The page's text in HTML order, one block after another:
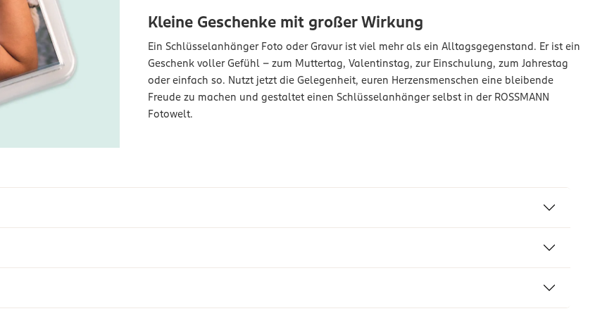
Kleine Geschenke mit großer Wirkung
Ein Schlüsselanhänger Foto oder Gravur ist viel mehr als ein Alltagsgegenstand. Er ist ein
Geschenk voller Gefühl – zum Muttertag, Valentinstag, zur Einschulung, zum Jahrestag
oder einfach so. Nutzt jetzt die Gelegenheit, euren Herzensmenschen eine bleibende
Freude zu machen und gestaltet einen Schlüsselanhänger selbst in der ROSSMANN
Fotowelt.